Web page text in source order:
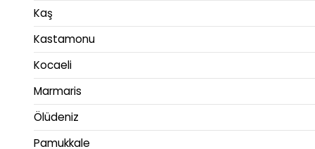
Kaş
Kastamonu
Kocaeli
Marmaris
Ölüdeniz
Pamukkale